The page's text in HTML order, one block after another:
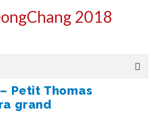
2018
Petit Thomas
grand